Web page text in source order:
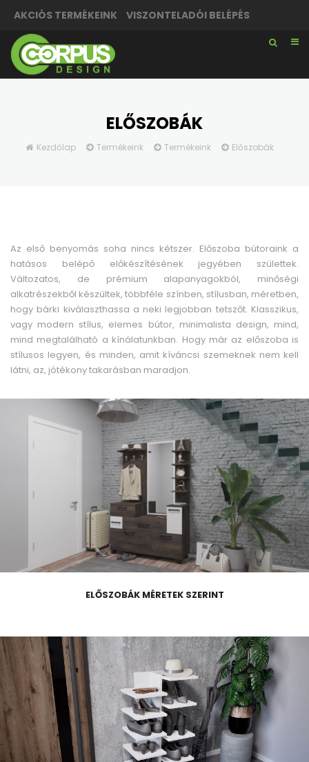
AKCIÓS TERMÉKEINK VISZONTELADÓI BELÉPÉS
ELŐSZOBÁK
Kezdőlap Termékeink Termékeink Előszobák
Az első benyomás soha nincs kétszer. Előszoba bútoraink a
hatásos belépő előkészítésének jegyében születtek.
Változatos, de prémium alapanyagokból, minőségi
alkatrészekből készültek, többféle színben, stílusban, méretben,
hogy bárki kiválaszthassa a neki legjobban tetszőt. Klasszikus,
vagy modern stílus, elemes bútor, minimalista design, mind,
mind megtalálható a kínálatunkban. Hogy már az előszoba is
stílusos legyen, és minden, amit kíváncsi szemeknek nem kell
látni, az, jótékony takarásban maradjon.
ELŐSZOBÁK MÉRETEK SZERINT